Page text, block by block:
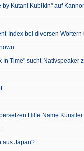
Kutani Kubikin" auf
Index bei diversen
In Time" sucht Nativspeaker
Hilfe Name
aus Japan?